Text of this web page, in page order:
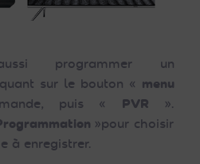
programmer un
sur le bouton « menu
puis « PVR ».
»pour choisir
à enregistrer.